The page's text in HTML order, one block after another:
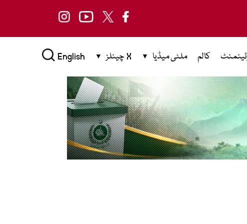
کالم ملٹی میڈیا X چینلز English